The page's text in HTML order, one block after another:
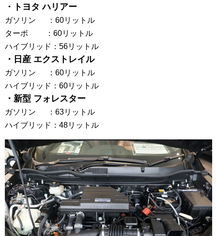
・トヨタ ハリアー
ガソリン ：60リットル
ターボ ：60リットル
ハイブリッド：56リットル
・日産 エクストレイル
ガソリン ：60リットル
ハイブリッド：60リットル
・新型 フォレスター
ガソリン ：63リットル
ハイブリッド：48リットル